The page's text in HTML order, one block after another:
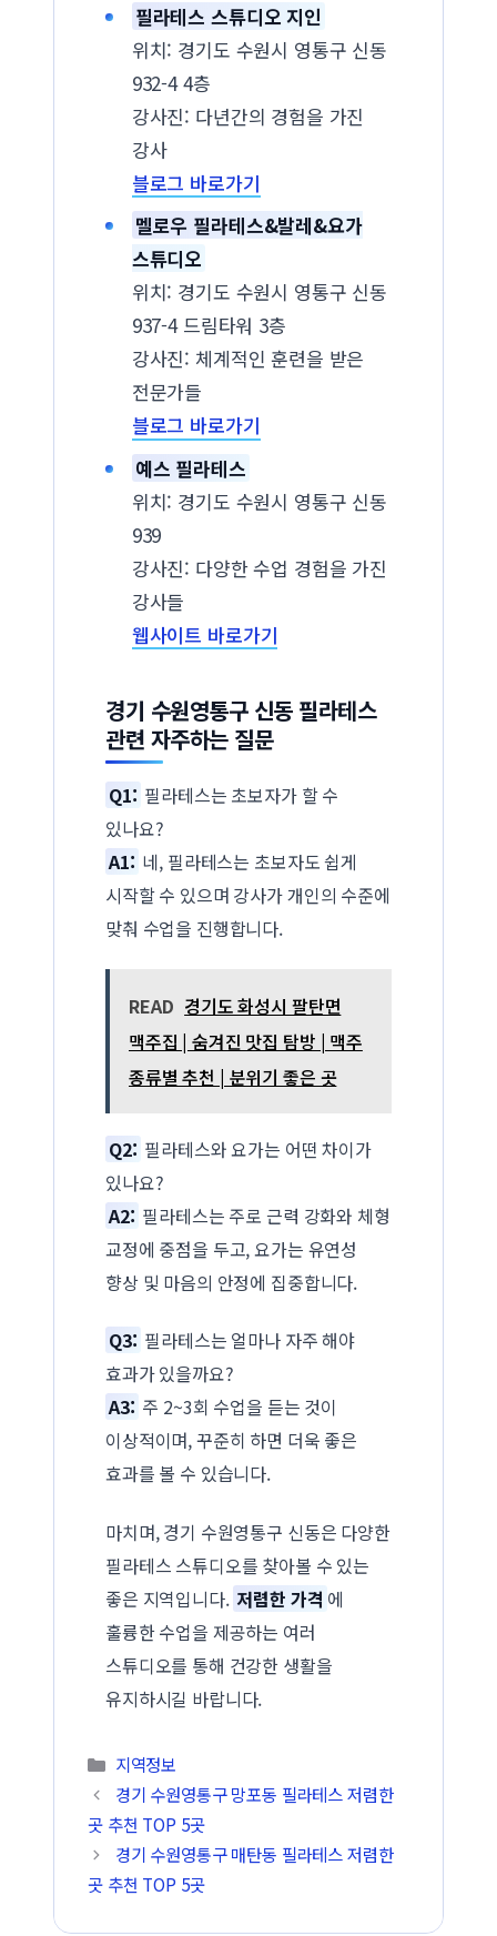
필라테스 스튜디오 지인
위치: 경기도 수원시 영통구 신동
932-4 4층
강사진: 다년간의 경험을 가진
강사
블로그 바로가기
멜로우 필라테스&발레&요가
스튜디오
위치: 경기도 수원시 영통구 신동
937-4 드림타워 3층
강사진: 체계적인 훈련을 받은
전문가들
블로그 바로가기
예스 필라테스
위치: 경기도 수원시 영통구 신동
939
강사진: 다양한 수업 경험을 가진
강사들
웹사이트 바로가기
경기 수원영통구 신동 필라테스
관련 자주하는 질문
Q1: 필라테스는 초보자가 할 수
있나요?
A1: 네, 필라테스는 초보자도 쉽게
시작할 수 있으며 강사가 개인의 수준에
맞춰 수업을 진행합니다.
READ 경기도 화성시 팔탄면
맥주집 | 숨겨진 맛집 탐방 | 맥주
종류별 추천 | 분위기 좋은 곳
Q2: 필라테스와 요가는 어떤 차이가
있나요?
A2: 필라테스는 주로 근력 강화와 체형
교정에 중점을 두고, 요가는 유연성
향상 및 마음의 안정에 집중합니다.
Q3: 필라테스는 얼마나 자주 해야
효과가 있을까요?
A3: 주 2~3회 수업을 듣는 것이
이상적이며, 꾸준히 하면 더욱 좋은
효과를 볼 수 있습니다.
마치며, 경기 수원영통구 신동은 다양한
필라테스 스튜디오를 찾아볼 수 있는
좋은 지역입니다. 저렴한 가격 에
훌륭한 수업을 제공하는 여러
스튜디오를 통해 건강한 생활을
유지하시길 바랍니다.
카테고리
지역정보
경기 수원영통구 망포동 필라테스 저렴한
곳 추천 TOP 5곳
경기 수원영통구 매탄동 필라테스 저렴한
곳 추천 TOP 5곳